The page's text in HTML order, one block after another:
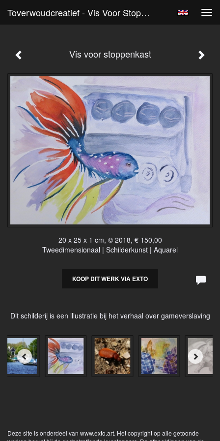
Toverwoudcreatief - Vis Voor Stoppenkast
Vis voor stoppenkast
20 x 25 x 1 cm, © 2018, € 150,00
Tweedimensionaal | Schilderkunst | Aquarel
KOOP DIT WERK VIA EXTO
Dit schilderij is een illustratie bij het verhaal over gameverslaving
Deze site is onderdeel van www.exto.art. Het copyright op alle getoonde